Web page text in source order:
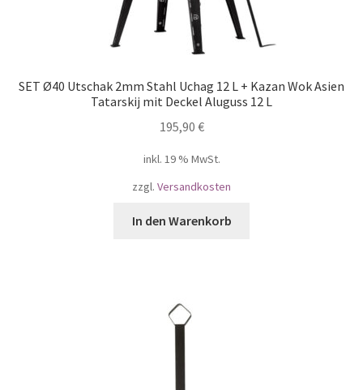
SET Ø40 Utschak 2mm Stahl Uchag 12 L + Kazan Wok Asien
Tatarskij mit Deckel Aluguss 12 L
195,90 €
inkl. 19 % MwSt.
zzgl. Versandkosten
In den Warenkorb